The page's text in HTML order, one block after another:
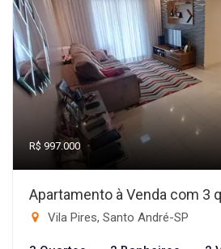
R$ 997.000
Apartamento à Venda com 3
Vila Pires, Santo André-SP